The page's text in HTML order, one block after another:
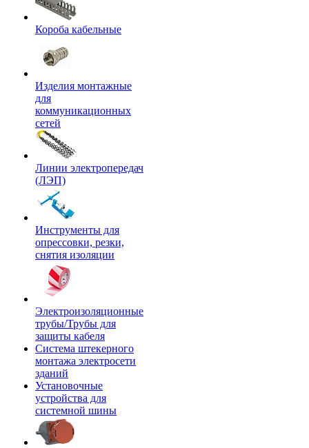
Короба кабельные
Изделия монтажные
для
коммуникационных
сетей
Линии электропередач
(ЛЭП)
Инструменты для
опрессовки, резки,
снятия изоляции
Электроизоляционные
трубы/Трубы для
защиты кабеля
Система штекерного
монтажа электросети
зданий
Установочные
устройства для
системной шины